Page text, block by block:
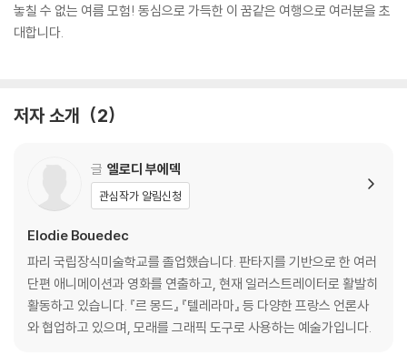
놓칠 수 없는 여름 모험! 동심으로 가득한 이 꿈같은 여행으로 여러분을 초
대합니다.
저자 소개 2
글 엘로디 부에덱
관심작가 알림신청
Elodie Bouedec
파리 국립장식미술학교를 졸업했습니다. 판타지를 기반으로 한 여러
단편 애니메이션과 영화를 연출하고, 현재 일러스트레이터로 활발히
활동하고 있습니다. 『르 몽드』 『텔레라마』 등 다양한 프랑스 언론사
와 협업하고 있으며, 모래를 그래픽 도구로 사용하는 예술가입니다.